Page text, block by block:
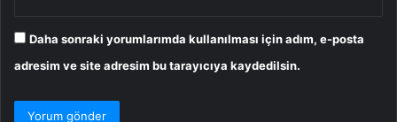
Daha sonraki yorumlarımda kullanılması için adım, e-posta
adresim ve site adresim bu tarayıcıya kaydedilsin.